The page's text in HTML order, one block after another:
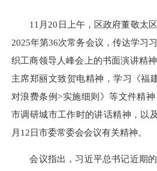
11月20日上午，区政府董敬太区
2025年第36次常务会议，传达学习
织工商领导人峰会上的书面演讲精
主席郑丽文致贺电精神，学习《福
对浪费条例>实施细则》等文件精
市调研城市工作时的讲话精神，以
月12日市委常委会会议有关精神。
会议指出，习近平总书记近期的